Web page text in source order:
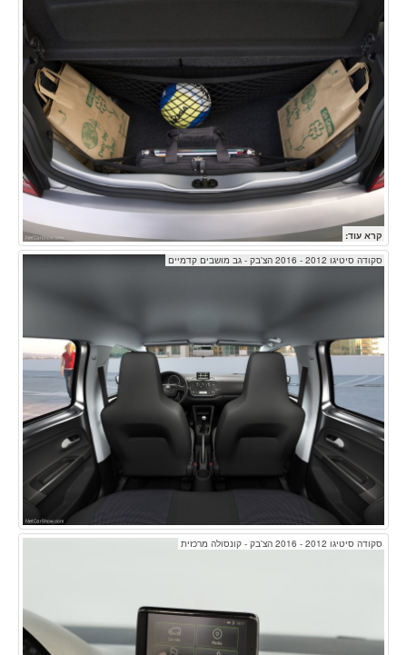
קרא עוד:
סקודה סיטיגו 2012 - 2016 הצ'בק - גב מושבים קדמיים
סקודה סיטיגו 2012 - 2016 הצ'בק - קונסולה מרכזית